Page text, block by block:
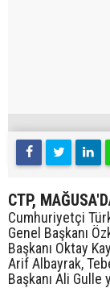
CTP,
Cumhuriyetçi
Genel Başkanı
Başkanı Oktay
Arif Albayrak,
Başkanı Ali Gulle